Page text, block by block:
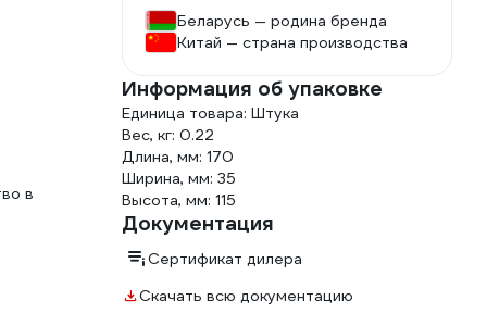
в
Беларусь — родина бренда
Китай — страна производства
Информация об упаковке
Единица товара: Штука
Вес, кг: 0.22
Длина, мм: 170
Ширина, мм: 35
Высота, мм: 115
Документация
Сертификат дилера
Скачать всю документацию